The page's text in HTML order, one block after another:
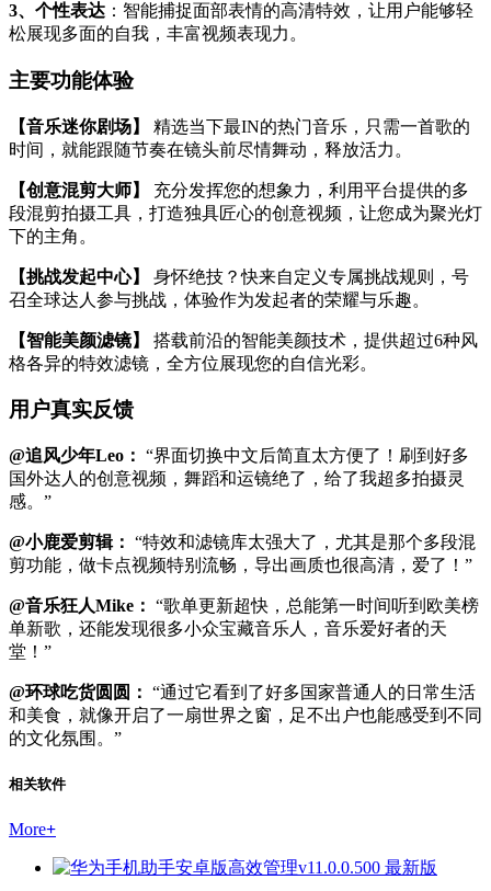
3、个性表达 ：智能捕捉面部表情的高清特效，让用户能够轻
松展现多面的自我，丰富视频表现力。
主要功能体验
【音乐迷你剧场】
精选当下最IN的热门音乐，只需一首歌的
时间，就能跟随节奏在镜头前尽情舞动，释放活力。
【创意混剪大师】
充分发挥您的想象力，利用平台提供的多
段混剪拍摄工具，打造独具匠心的创意视频，让您成为聚光灯
下的主角。
【挑战发起中心】
身怀绝技？快来自定义专属挑战规则，号
召全球达人参与挑战，体验作为发起者的荣耀与乐趣。
【智能美颜滤镜】
搭载前沿的智能美颜技术，提供超过6种风
格各异的特效滤镜，全方位展现您的自信光彩。
用户真实反馈
@追风少年Leo： “界面切换中文后简直太方便了！刷到好多
国外达人的创意视频，舞蹈和运镜绝了，给了我超多拍摄灵
感。”
@小鹿爱剪辑： “特效和滤镜库太强大了，尤其是那个多段混
剪功能，做卡点视频特别流畅，导出画质也很高清，爱了！”
@音乐狂人Mike： “歌单更新超快，总能第一时间听到欧美榜
单新歌，还能发现很多小众宝藏音乐人，音乐爱好者的天
堂！”
@环球吃货圆圆： “通过它看到了好多国家普通人的日常生活
和美食，就像开启了一扇世界之窗，足不出户也能感受到不同
的文化氛围。”
相关软件
More+